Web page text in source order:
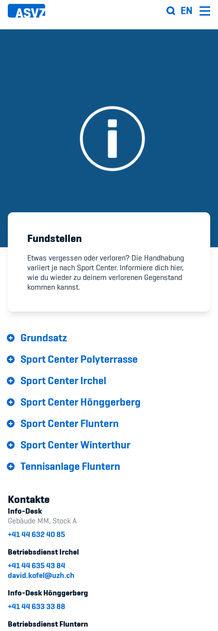
Direkt
zum
EN
Sportanlagen
Member's Manual / FAQ
Fairplay
Academy
Blog
Diversität & Inklusion
Infomails
Kinderbetreuung
Krankenversicherung
Spitzensport & Studium
Organisation
Team
Offene Stellen
Fundstellen
Etwas vergessen oder verloren? Die Handhabung
variiert je nach Sport Center. Informiere dich hier,
wie du wieder zu deinem verlorenen Gegenstand
kommen kannst.
Grundsatz
Sport Center Polyterrasse
Sport Center Irchel
Sport Center Hönggerberg
Sport Center Fluntern
Sport Center Winterthur
Tennisanlage Fluntern
Kontakte
Info-Desk
Gebäude MM, Stock A
+41 44 632 40 85
Betriebsdienst Irchel
+41 44 635 43 84
david.kofel@uzh.ch
Info-Desk Hönggerberg
+41 44 633 33 88
Betriebsdienst Fluntern